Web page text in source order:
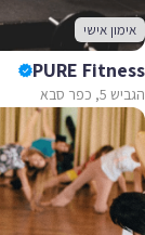
אימון אישי
PURE Fitness
הגביש 5, כפר סבא